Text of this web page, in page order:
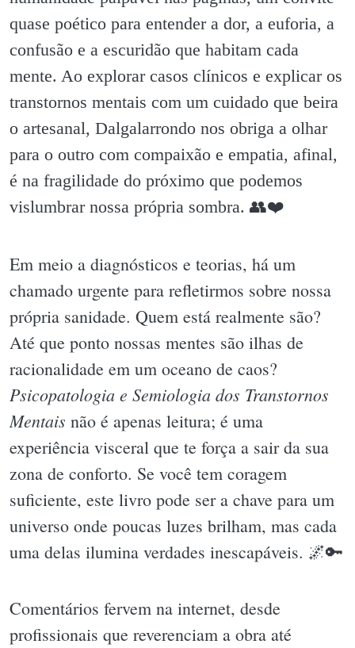
quase poético para entender a dor, a euforia, a
confusão e a escuridão que habitam cada
mente. Ao explorar casos clínicos e explicar os
transtornos mentais com um cuidado que beira
o artesanal, Dalgalarrondo nos obriga a olhar
para o outro com compaixão e empatia, afinal,
é na fragilidade do próximo que podemos
vislumbrar nossa própria sombra. 👥❤️
Em meio a diagnósticos e teorias, há um
chamado urgente para refletirmos sobre nossa
própria sanidade. Quem está realmente são?
Até que ponto nossas mentes são ilhas de
racionalidade em um oceano de caos?
Psicopatologia e Semiologia dos Transtornos
Mentais não é apenas leitura; é uma
experiência visceral que te força a sair da sua
zona de conforto. Se você tem coragem
suficiente, este livro pode ser a chave para um
universo onde poucas luzes brilham, mas cada
uma delas ilumina verdades inescapáveis. 🌌🔑
Comentários fervem na internet, desde
profissionais que reverenciam a obra até